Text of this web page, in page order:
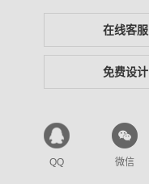
在线客服
免费设计
QQ 微信